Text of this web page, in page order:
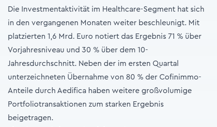
Die Investmentaktivität im Healthcare-Segment hat sich
in den vergangenen Monaten weiter beschleunigt. Mit
platzierten 1,6 Mrd. Euro notiert das Ergebnis 71 % über
Vorjahresniveau und 30 % über dem 10-
Jahresdurchschnitt. Neben der im ersten Quartal
unterzeichneten Übernahme von 80 % der Cofinimmo-
Anteile durch Aedifica haben weitere großvolumige
Portfoliotransaktionen zum starken Ergebnis
beigetragen.